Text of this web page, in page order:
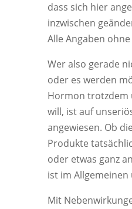
dass sich hier
inzwischen
Alle Angaben
Wer also gerade
oder es werden
Hormon trotzdem
will, ist auf
angewiesen. Ob
Produkte
oder etwas ganz
ist im
Mit